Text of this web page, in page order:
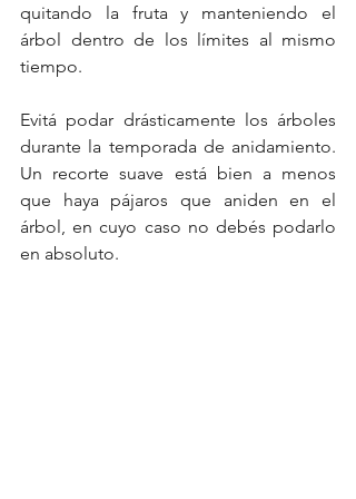
quitando la fruta y manteniendo el
árbol dentro de los límites al mismo
tiempo.
Evitá podar drásticamente los árboles
durante la temporada de anidamiento.
Un recorte suave está bien a menos
que haya pájaros que aniden en el
árbol, en cuyo caso no debés podarlo
en absoluto.